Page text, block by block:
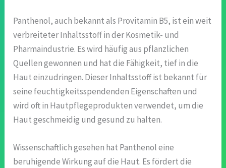
Panthenol, auch bekannt als Provitamin B5, ist ein weit
verbreiteter Inhaltsstoff in der Kosmetik- und
Pharmaindustrie. Es wird häufig aus pflanzlichen
Quellen gewonnen und hat die Fähigkeit, tief in die
Haut einzudringen. Dieser Inhaltsstoff ist bekannt für
seine feuchtigkeitsspendenden Eigenschaften und
wird oft in Hautpflegeprodukten verwendet, um die
Haut geschmeidig und gesund zu halten.
Wissenschaftlich gesehen hat Panthenol eine
beruhigende Wirkung auf die Haut. Es fördert die